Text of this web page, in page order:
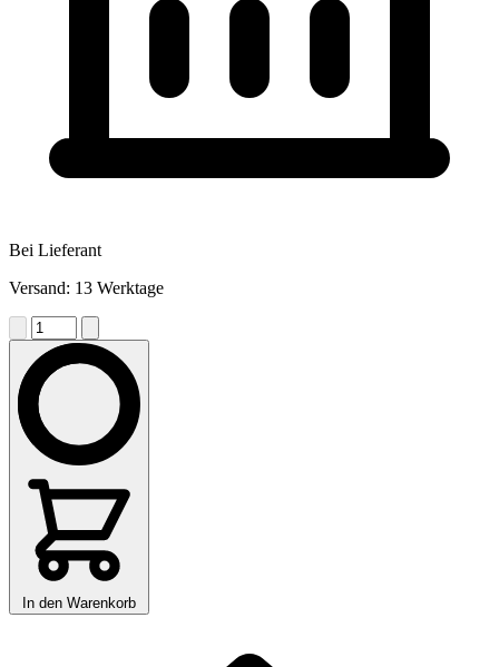
Bei Lieferant
Versand: 13 Werktage
In den Warenkorb